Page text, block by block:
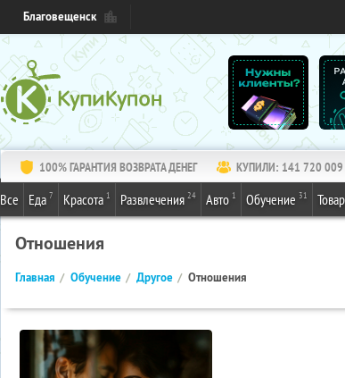
Благовещенск
100% ГАРАНТИЯ ВОЗВРАТА ДЕНЕГ КУПИЛИ: 141 720 009
Все Еда 7 Красота 1 Развлечения 24 Авто 1 Обучение 31
Отношения
Главная Обучение Другое Отношения